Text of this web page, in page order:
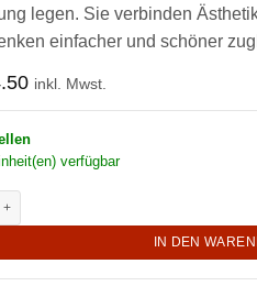
legen. Sie verbinden
einfacher und schöner
inkl. Mwst.
verfügbar
IN DEN